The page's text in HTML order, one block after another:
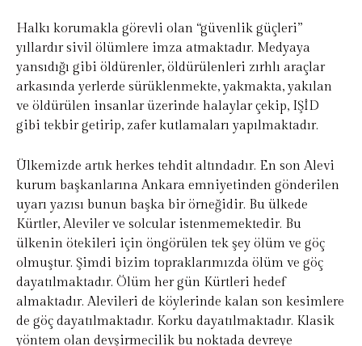
Halkı korumakla görevli olan “güvenlik güçleri”
yıllardır sivil ölümlere imza atmaktadır. Medyaya
yansıdığı gibi öldürenler, öldürülenleri zırhlı araçlar
arkasında yerlerde sürüklenmekte, yakmakta, yakılan
ve öldürülen insanlar üzerinde halaylar çekip, IŞİD
gibi tekbir getirip, zafer kutlamaları yapılmaktadır.
Ülkemizde artık herkes tehdit altındadır. En son Alevi
kurum başkanlarına Ankara emniyetinden gönderilen
uyarı yazısı bunun başka bir örneğidir. Bu ülkede
Kürtler, Aleviler ve solcular istenmemektedir. Bu
ülkenin ötekileri için öngörülen tek şey ölüm ve göç
olmuştur. Şimdi bizim topraklarımızda ölüm ve göç
dayatılmaktadır. Ölüm her gün Kürtleri hedef
almaktadır. Alevileri de köylerinde kalan son kesimlere
de göç dayatılmaktadır. Korku dayatılmaktadır. Klasik
yöntem olan devşirmecilik bu noktada devreye